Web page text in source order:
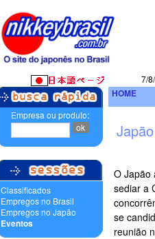
7/
Empresa ou produto:
Classificados
Empregos no Brasil
Empregos no Japão
Eventos
HOME
O Japão
sediar a
se
reunião